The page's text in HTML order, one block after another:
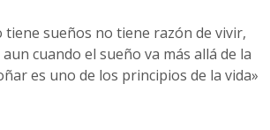
tiene sueños no tiene razón de vivir,
cuando el sueño va más allá de la
es uno de los principios de la vida»